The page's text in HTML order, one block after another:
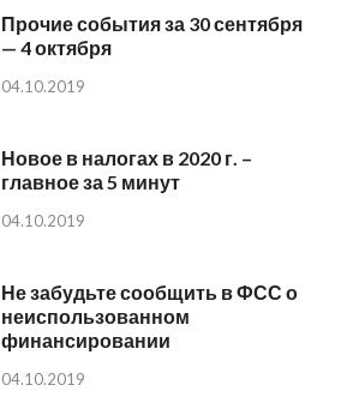
Прочие события за 30 сентября
— 4 октября
04.10.2019
Новое в налогах в 2020 г. –
главное за 5 минут
04.10.2019
Не забудьте сообщить в ФСС о
неиспользованном
финансировании
04.10.2019